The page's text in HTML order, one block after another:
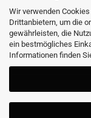
Wir verwenden
Drittanbietern, um die
gewährleisten, die
ein bestmögliches
Informationen finden